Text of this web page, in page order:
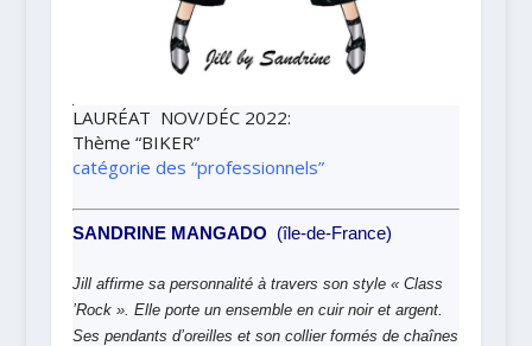
LAURÉAT NOV/DÉC 2022:
Thème “BIKER”
catégorie des “professionnels”
SANDRINE MANGADO (île-de-France)
Jill affirme sa personnalité à travers son style « Class
’Rock ». Elle porte un ensemble en cuir noir et argent.
Ses pendants d’oreilles et son collier formés de chaînes